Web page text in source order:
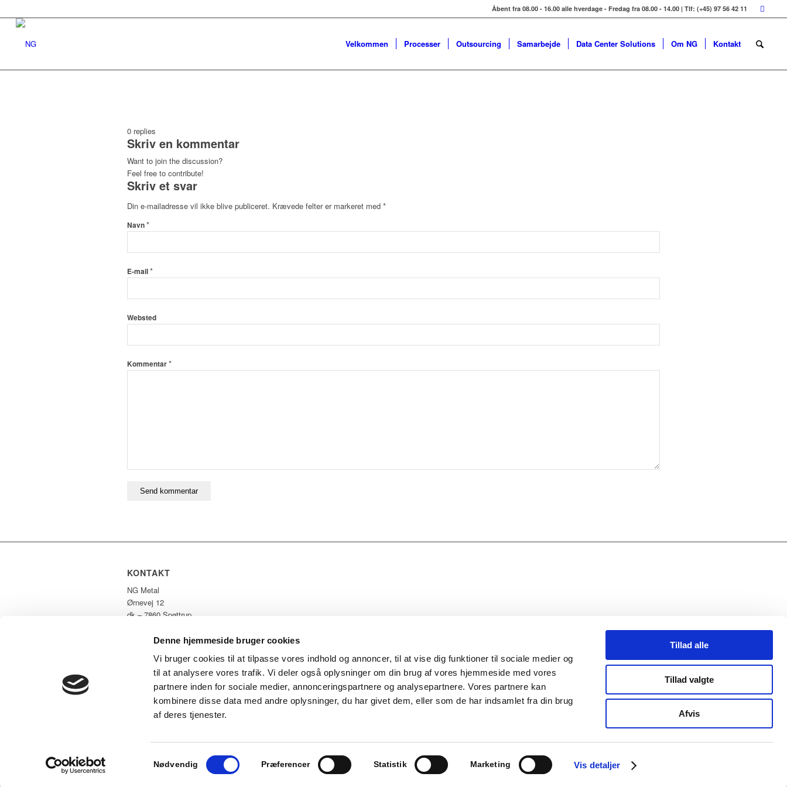
Denne hjemmeside bruger cookies
Vi bruger cookies til at tilpasse vores indhold og annoncer, til at vise dig funktioner til sociale medier og
til at analysere vores trafik. Vi deler også oplysninger om din brug af vores hjemmeside med vores
partnere inden for sociale medier, annonceringspartnere og analysepartnere. Vores partnere kan
kombinere disse data med andre oplysninger, du har givet dem, eller som de har indsamlet fra din brug
af deres tjenester.
Samtykkevalg
Nødvendig Præferencer Statistik Marketing Vis detaljer
Tillad alle
Tillad valgte
Afvis
Åbent fra 08.00 - 16.00 alle hverdage - Fredag fra 08.00 - 14.00 | Tlf: (+45) 97 56 42 11
Velkommen Processer Outsourcing Samarbejde Data Center Solutions Om NG Kontakt
0 replies
Skriv en kommentar
Want to join the discussion?
Feel free to contribute!
Skriv et svar
Din e-mailadresse vil ikke blive publiceret. Krævede felter er markeret med *
Navn*
E-mail*
Websted
Kommentar*
KONTAKT
NG Metal
Ørnevej 12
dk – 7860 Spøttrup
ng@ng-dk.com
© Copyright - NG Metal A/S